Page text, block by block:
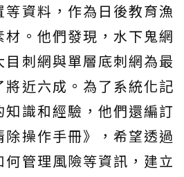
資料，作為日後教育漁
材。他們發現，水下鬼網
刺網與單層底刺網為最
近六成。為了系統化記
識和經驗，他們還編訂
除操作手冊》，希望透過
管理風險等資訊，建立